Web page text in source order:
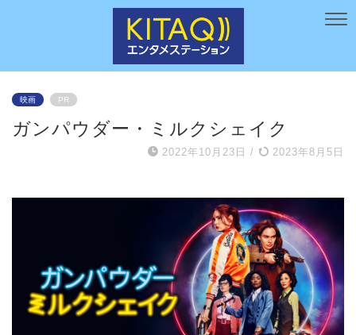
映画 PR
ガンパウダー・ミルクシェイク
2022年10月23日 / 2023年8月5日